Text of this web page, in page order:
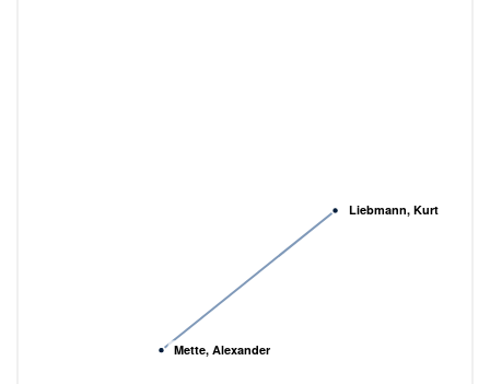
Mette, Alexander
Liebmann, Kurt